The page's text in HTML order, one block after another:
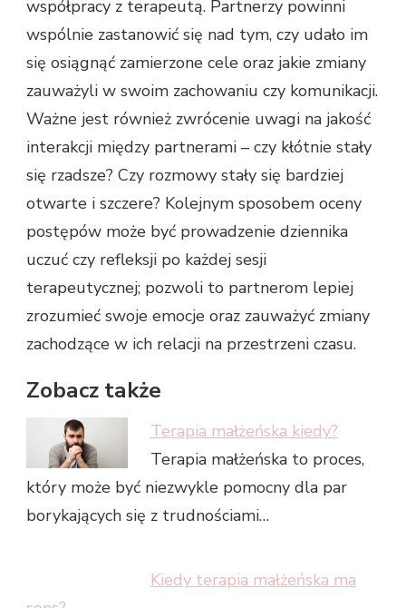
współpracy z terapeutą. Partnerzy powinni
wspólnie zastanowić się nad tym, czy udało im
się osiągnąć zamierzone cele oraz jakie zmiany
zauważyli w swoim zachowaniu czy komunikacji.
Ważne jest również zwrócenie uwagi na jakość
interakcji między partnerami – czy kłótnie stały
się rzadsze? Czy rozmowy stały się bardziej
otwarte i szczere? Kolejnym sposobem oceny
postępów może być prowadzenie dziennika
uczuć czy refleksji po każdej sesji
terapeutycznej; pozwoli to partnerom lepiej
zrozumieć swoje emocje oraz zauważyć zmiany
zachodzące w ich relacji na przestrzeni czasu.
Zobacz także
Terapia małżeńska kiedy?
Terapia małżeńska to proces,
który może być niezwykle pomocny dla par
borykających się z trudnościami…
Kiedy terapia małżeńska ma